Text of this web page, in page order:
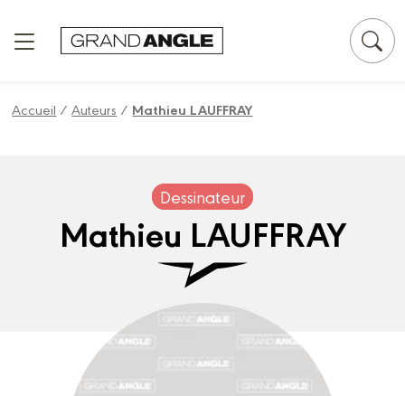
Accueil /Auteurs / Mathieu LAUFFRAY
Dessinateur
Mathieu LAUFFRAY